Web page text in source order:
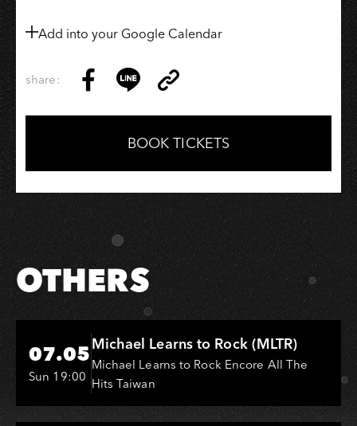
雄
只
是
近
黃
昏
Add into your Google Calendar
share:
on
Facebook
on
LINE
Link
Copy
BOOK TICKETS
OTHERS
Hi-Ing Music Hall
07.05
Sun 19:00
Michael Learns to Rock (MLTR)
Michael Learns to Rock Encore All The
Hits Taiwan